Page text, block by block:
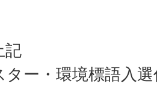
記
ター・環境標語入